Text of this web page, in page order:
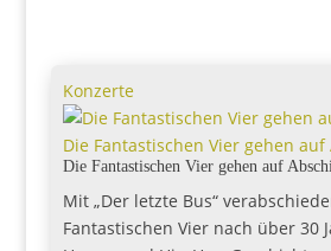
Konzerte
Die Fantastischen Vier gehen
Die Fantastischen Vier gehen auf
Mit „Der letzte Bus“
Fantastischen Vier nach über 30